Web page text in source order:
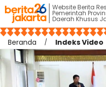
Website Berita
Pemerintah
Daerah Khusus
Beranda Indeks Video